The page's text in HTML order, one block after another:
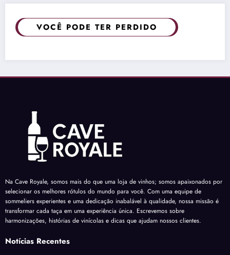
VOCÊ PODE TER PERDIDO
Na Cave Royale, somos mais do que uma loja de vinhos; somos apaixonados por
selecionar os melhores rótulos do mundo para você. Com uma equipe de
sommeliers experientes e uma dedicação inabalável à qualidade, nossa missão é
transformar cada taça em uma experiência única. Escrevemos sobre
harmonizações, histórias de vinícolas e dicas que ajudam nossos clientes.
Notícias Recentes